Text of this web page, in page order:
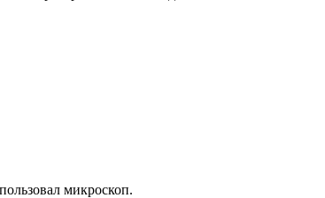
микроскоп.